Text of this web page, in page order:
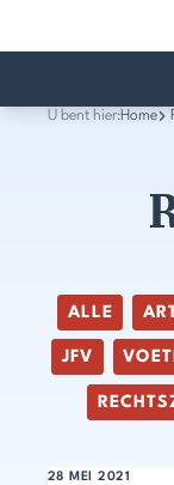
U bent hier:Home
ALLE
JFV
28 MEI 2021